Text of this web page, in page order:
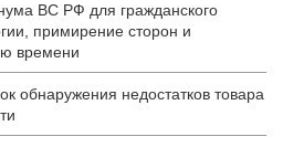
ВС РФ для гражданского
примирение сторон и
времени
обнаружения недостатков товара